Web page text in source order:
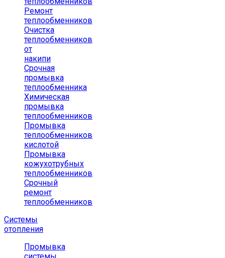
Ремонт
теплообменников
Очистка
теплообменников
от
накипи
Срочная
промывка
теплообменника
Химическая
промывка
теплообменников
Промывка
теплообменников
кислотой
Промывка
кожухотрубных
теплообменников
Срочный
ремонт
теплообменников
Системы
отопления
Промывка
системы